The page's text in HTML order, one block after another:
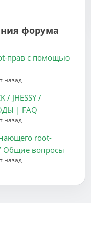
форума
прав с помощью
назад
/ JHESSY /
| FAQ
назад
root-
Общие вопросы
назад